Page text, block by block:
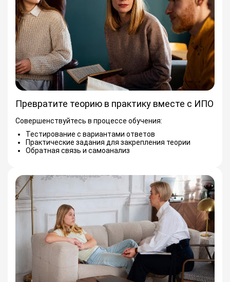
Превратите теорию в практику вместе с ИПО
Совершенствуйтесь в процессе обучения:
Тестирование с вариантами ответов
Практические задания для закрепления теории
Обратная связь и самоанализ